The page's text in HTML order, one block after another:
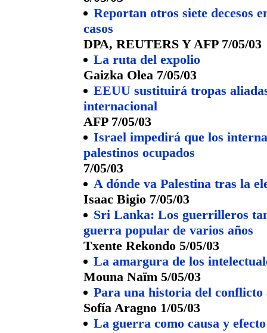
Reportan otros siete decesos
casos
DPA, REUTERS Y AFP 7/05/03
La ruta del expolio
Gaizka Olea 7/05/03
EEUU sustituirá tropas
internacional
AFP 7/05/03
Israel impedirá que los
palestinos ocupados
7/05/03
A dónde va Palestina tras la
Isaac Bigio 7/05/03
Sri Lanka: Los guerrilleros
guerra popular de varios años
Txente Rekondo 5/05/03
La amargura de los
Mouna Naïm 5/05/03
Para una historia del
Sofía Aragno 1/05/03
La guerra como causa y